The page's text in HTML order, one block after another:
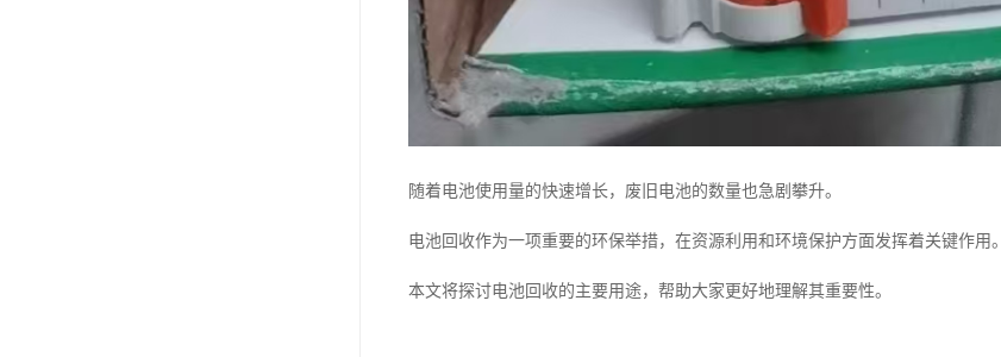
随着电池使用量的快速增长，废旧电池的数量也急剧攀升。
电池回收作为一项重要的环保举措，在资源利用和环境保护方面发挥着关键作用。
本文将探讨电池回收的主要用途，帮助大家更好地理解其重要性。